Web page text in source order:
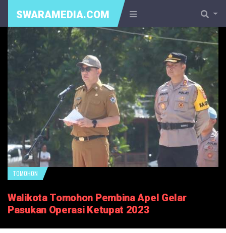
SWARAMEDIA.COM
TOMOHON
Walikota Tomohon Pembina Apel Gelar
Pasukan Operasi Ketupat 2023